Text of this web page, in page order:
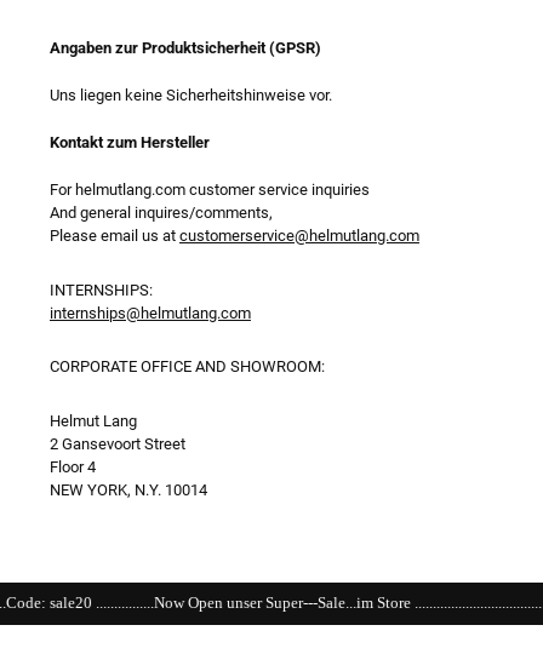
Angaben zur Produktsicherheit (GPSR)
Uns liegen keine Sicherheitshinweise vor.
Kontakt zum Hersteller
For helmutlang.com customer service inquiries
And general inquires/comments,
Please email us at customerservice@helmutlang.com
INTERNSHIPS:
internships@helmutlang.com
CORPORATE OFFICE AND SHOWROOM:
Helmut Lang
2 Gansevoort Street
Floor 4
NEW YORK, N.Y. 10014
Open unser Super---Sale...im Store